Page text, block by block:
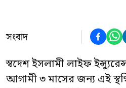
সংবাদ
স্বদেশ ইসলামী লাইফ
আগামী ৩ মাসের জন্য এই